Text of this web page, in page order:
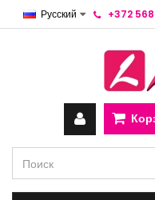
Русский +372